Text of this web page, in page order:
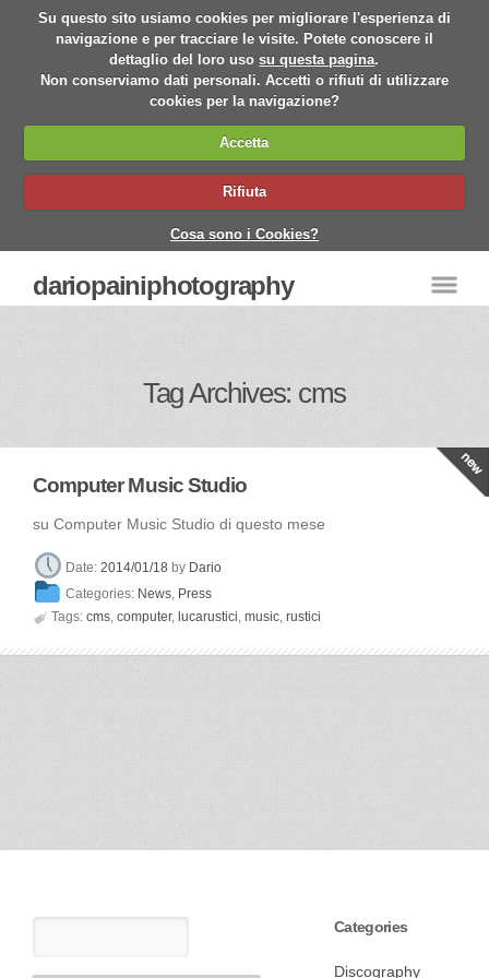
Su questo sito usiamo cookies per migliorare l'esperienza di
navigazione e per tracciare le visite. Potete conoscere il
dettaglio del loro usosu questa pagina.
Non conserviamo dati personali. Accetti o rifiuti di utilizzare
cookies per la navigazione?
Accetta
Rifiuta
Cosa sono i Cookies?
dariopainiphotography
Tag Archives: cms
Computer Music Studio
su Computer Music Studio di questo mese
Date:2014/01/18 by Dario
Categories: News, Press
 Tags: cms computer, lucarustici music rustici
Categories
Discography